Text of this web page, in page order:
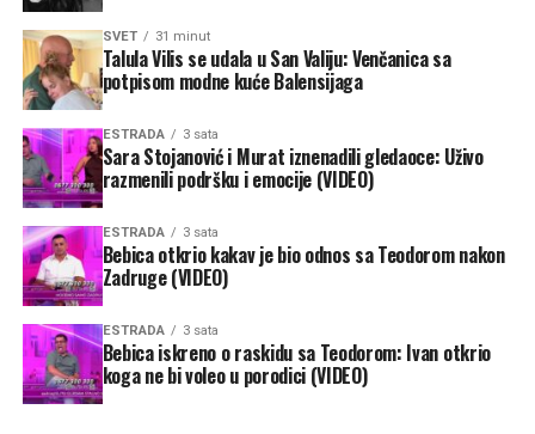
SVET 31 minut
Talula Vilis se udala u San Valiju: Venčanica sa
potpisom modne kuće Balensijaga
ESTRADA 3 sata
Sara Stojanović i Murat iznenadili gledaoce: Uživo
razmenili podršku i emocije (VIDEO)
ESTRADA 3 sata
Bebica otkrio kakav je bio odnos sa Teodorom nakon
Zadruge (VIDEO)
ESTRADA 3 sata
Bebica iskreno o raskidu sa Teodorom: Ivan otkrio
koga ne bi voleo u porodici (VIDEO)